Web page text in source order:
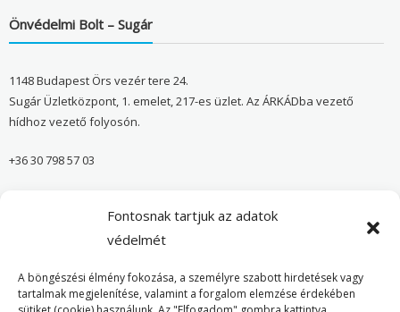
Fontosnak tartjuk az adatok
védelmét
A böngészési élmény fokozása, a személyre szabott hirdetések vagy
tartalmak megjelenítése, valamint a forgalom elemzése érdekében
Önvédelmi Bolt – Sugár
1148 Budapest Örs vezér tere 24.
Sugár Üzletközpont, 1. emelet, 217-es üzlet. Az ÁRKÁDba vezető
hídhoz vezető folyosón.
+36 30 798 57 03